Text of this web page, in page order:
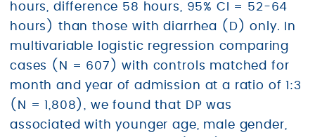
hours, difference 58 hours, 95% CI = 52-64
hours) than those with diarrhea (D) only. In
multivariable logistic regression comparing
cases (N = 607) with controls matched for
month and year of admission at a ratio of 1:3
(N = 1,808), we found that DP was
associated with younger age, male gender,